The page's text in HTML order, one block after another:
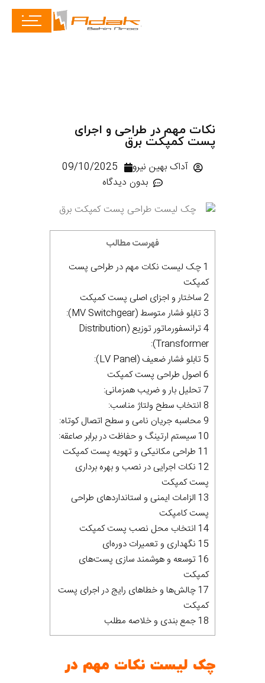
نکات مهم در طراحی و اجرای
پست کمپکت برق
آداک بهین نیرو
09/10/2025
بدون دیدگاه
فهرست مطالب
1 چک لیست نکات مهم در طراحی پست
کمپکت
2 ساختار و اجزای اصلی پست کمپکت
3 تابلو فشار متوسط (MV Switchgear):
4 ترانسفورماتور توزیع (Distribution
Transformer):
5 تابلو فشار ضعیف (LV Panel):
6 اصول طراحی پست کمپکت
7 تحلیل بار و ضریب همزمانی:
8 انتخاب سطح ولتاژ مناسب:
9 محاسبه جریان نامی و سطح اتصال کوتاه:
10 سیستم ارتینگ و حفاظت در برابر صاعقه:
11 طراحی مکانیکی و تهویه پست کمپکت
12 نکات اجرایی در نصب و بهره‌ برداری
پست کمپکت
13 الزامات ایمنی و استانداردهای طراحی
پست کامپکت
14 انتخاب محل نصب پست کمپکت
15 نگهداری و تعمیرات دوره‌ای
16 توسعه و هوشمند سازی پست‌های
کمپکت
17 چالش‌ها و خطاهای رایج در اجرای پست
کمپکت
18 جمع‌ بندی و خلاصه مطلب
چک لیست نکات مهم در